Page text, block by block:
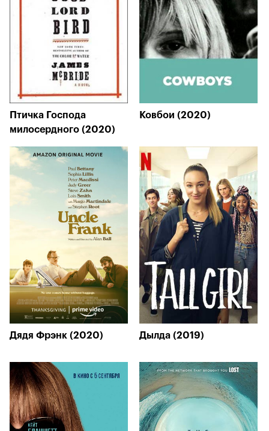
Птичка Господа
милосердного (2020)
Ковбои (2020)
Дядя Фрэнк (2020) Дылда (2019)